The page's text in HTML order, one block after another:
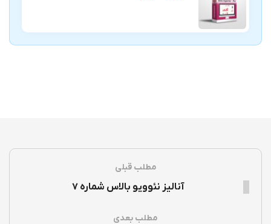
مطلب قبلی
آنالیز نئوویو بالاس شماره ۷
مطلب بعدی